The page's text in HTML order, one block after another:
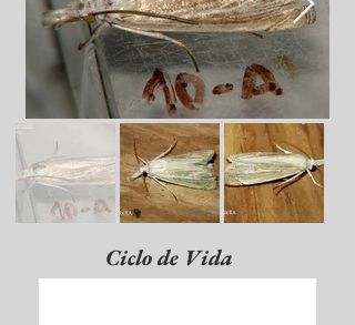
Ciclo de Vida